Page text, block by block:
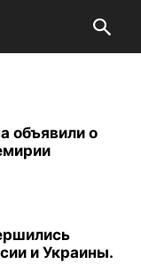
объявили о
и Украины.